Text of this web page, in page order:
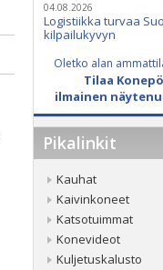
04.08.2026
Logistiikka turvaa
kilpailukyvyn
Oletko alan
Tilaa
ilmainen
Pikalinkit
Kauhat
Kaivinkoneet
Katsotuimmat
Konevideot
Kuljetuskalusto